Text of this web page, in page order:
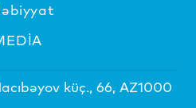
küç., 66, AZ1000